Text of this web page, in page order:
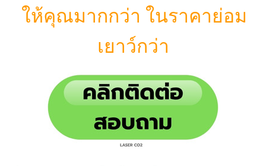
ให้คุณมากกว่า ในราคาย่อม
เยาว์กว่า